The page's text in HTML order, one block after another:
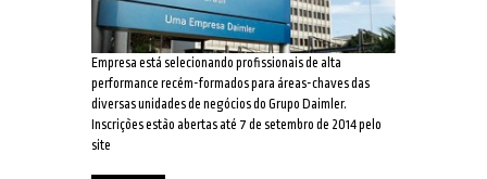
Empresa está selecionando profissionais de alta
performance recém-formados para áreas-chaves das
diversas unidades de negócios do Grupo Daimler.
Inscrições estão abertas até 7 de setembro de 2014 pelo
site